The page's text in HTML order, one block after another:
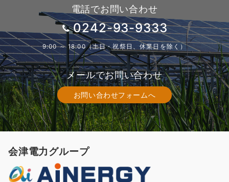
電話でお問い合わせ
0242-93-9333
9:00 ～ 18:00（土日・祝祭日、休業日を除く）
メールでお問い合わせ
お問い合わせフォームへ
会津電力グループ